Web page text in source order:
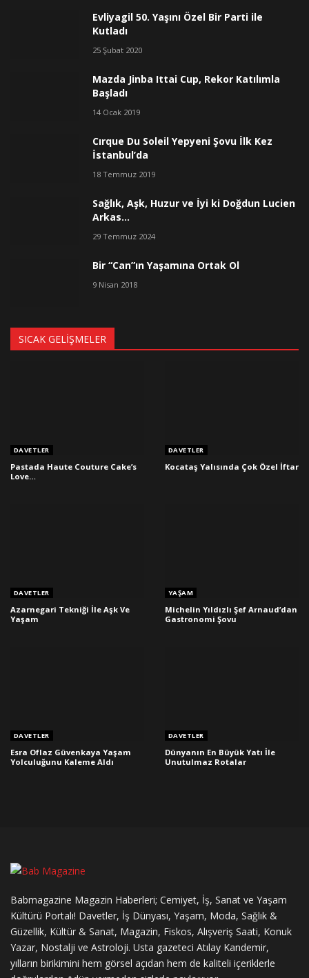
Evliyagil 50. Yaşını Özel Bir Parti ile
Kutladı
25 Şubat 2020
Mazda Jinba Ittai Cup, Rekor Katılımla
Başladı
14 Ocak 2019
Cırque Du Soleil Yepyeni Şovu İlk Kez
İstanbul’da
18 Temmuz 2019
Sağlık, Aşk, Huzur ve İyi ki Doğdun Lucien
Arkas…
29 Temmuz 2024
Bir “Can”ın Yaşamına Ortak Ol
9 Nisan 2018
SICAK GELIŞMELER
DAVETLER
Pastada Haute Couture Cake’s
Love…
DAVETLER
Kocataş Yalısında Çok Özel İftar
DAVETLER
Azarnegari Tekniği İle Aşk Ve
Yaşam
YAŞAM
Michelin Yıldızlı Şef Arnaud’dan
Gastronomi Şovu
DAVETLER
Esra Oflaz Güvenkaya Yaşam
Yolculuğunu Kaleme Aldı
DAVETLER
Dünyanın En Büyük Yatı İle
Unutulmaz Rotalar
Babmagazine Magazin Haberleri; Cemiyet, İş, Sanat ve Yaşam
Kültürü Portalı! Davetler, İş Dünyası, Yaşam, Moda, Sağlık &
Güzellik, Kültür & Sanat, Magazin, Fiskos, Alışveriş Saati, Konuk
Yazar, Nostalji ve Astroloji. Usta gazeteci Atılay Kandemir,
yılların birikimini hem görsel açıdan hem de kaliteli içeriklerle